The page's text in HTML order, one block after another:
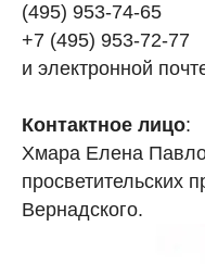
(495) 953-74-65
+7 (495) 953-72-77
и электронной
Контактное лицо:
Хмара Елена
просветительских
Вернадского.